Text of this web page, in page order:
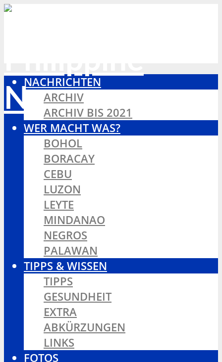
NACHRICHTEN
ARCHIV
ARCHIV BIS 2021
WER MACHT WAS?
BOHOL
BORACAY
CEBU
LUZON
LEYTE
MINDANAO
NEGROS
PALAWAN
TIPPS & WISSEN
TIPPS
GESUNDHEIT
EXTRA
ABKÜRZUNGEN
LINKS
FOTOS